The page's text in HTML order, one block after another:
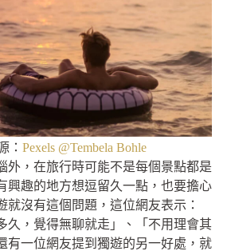
： Pexels @Tembela Bohle
外，在旅行時可能不是每個景點都是
興趣的地方想逗留久一點，也要擔心
就沒有這個問題，這位網友表示：
久，覺得無聊就走」、「不用理會其
有一位網友提到獨遊的另一好處，就